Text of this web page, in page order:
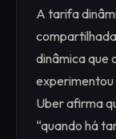
A tarifa
dinâmica que
Uber afirma
“quando há